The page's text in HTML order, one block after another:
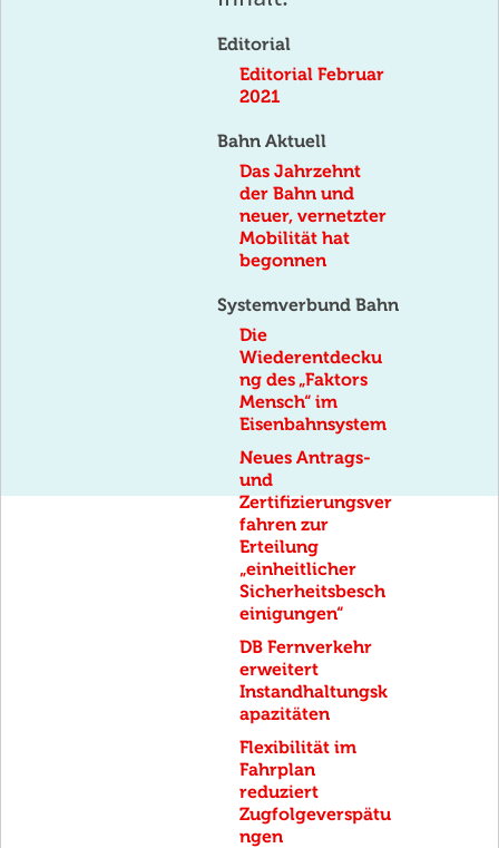
Editorial
Editorial Februar
2021
Bahn Aktuell
Das Jahrzehnt
der Bahn und
neuer, vernetzter
Mobilität hat
begonnen
Systemverbund Bahn
Die
Wiederentdecku
ng des „Faktors
Mensch“ im
Eisenbahnsystem
Neues Antrags-
und
Zertifizierungsver
fahren zur
Erteilung
„einheitlicher
Sicherheitsbesch
einigungen“
DB Fernverkehr
erweitert
Instandhaltungsk
apazitäten
Flexibilität im
Fahrplan
reduziert
Zugfolgeverspätu
ngen